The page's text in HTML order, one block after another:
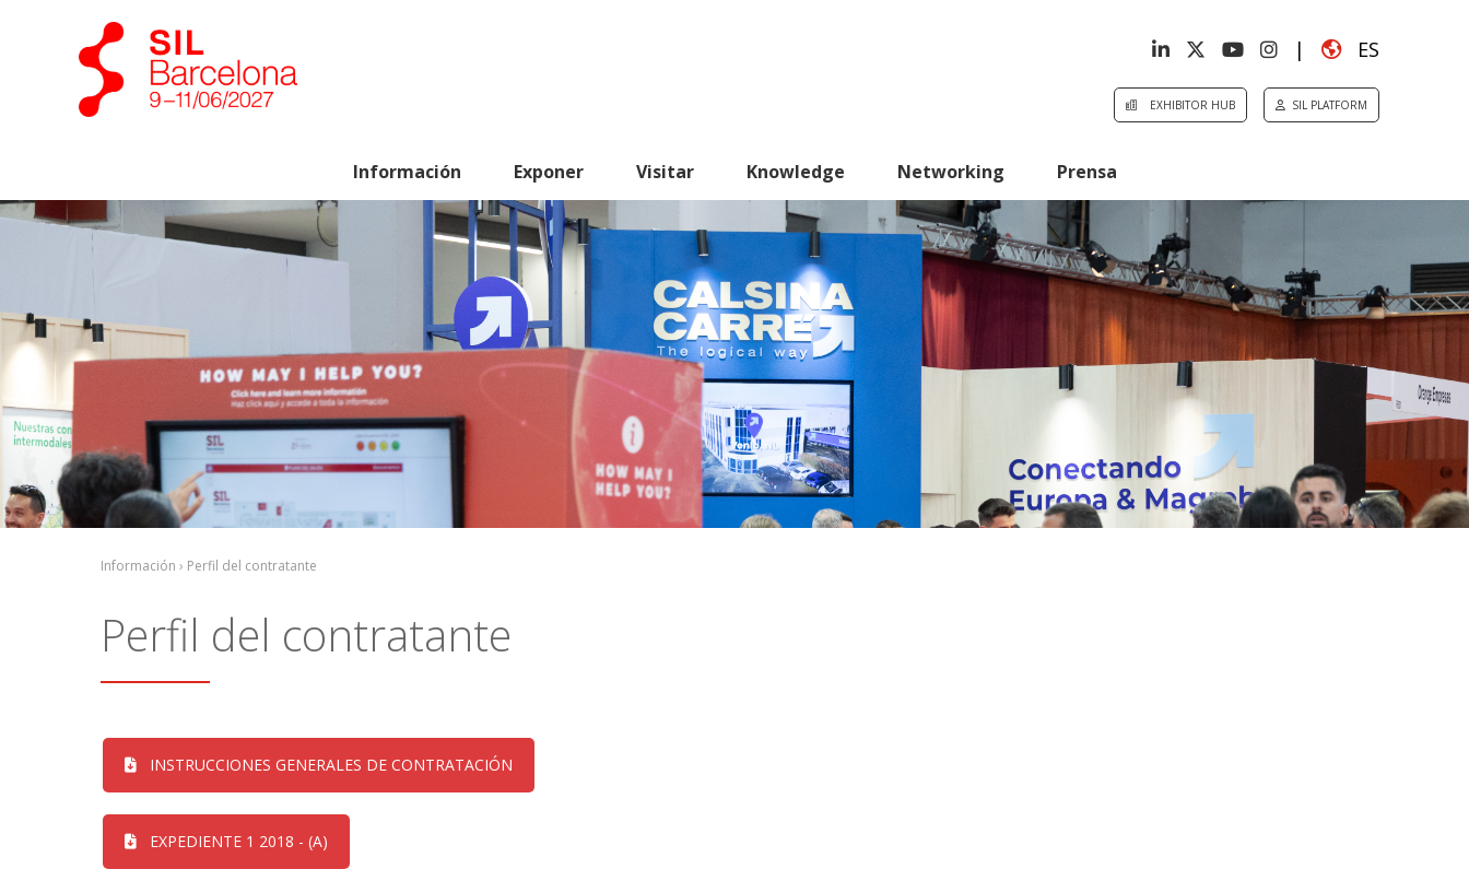
| ES
EXHIBITOR HUB SIL PLATFORM
Información Exponer Visitar Knowledge Networking Prensa
Información › Perfil del contratante
Perfil del contratante
INSTRUCCIONES GENERALES DE CONTRATACIÓN
EXPEDIENTE 1 2018 - (A)